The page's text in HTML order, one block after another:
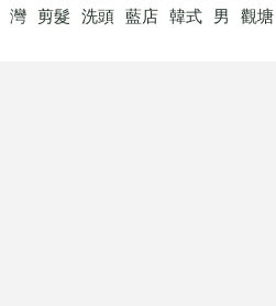
灣 剪髮 洗頭 藍店 韓式 男 觀塘